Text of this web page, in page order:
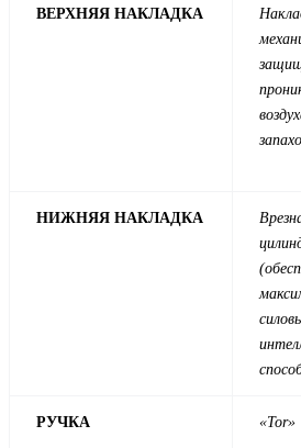
ВЕРХНЯЯ НАКЛАДКА
НИЖНЯЯ НАКЛАДКА
РУЧКА «Tor»